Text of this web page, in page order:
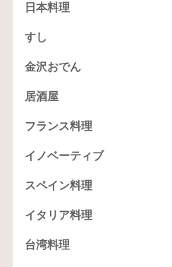
日本料理
すし
金沢おでん
居酒屋
フランス料理
イノベーティブ
スペイン料理
イタリア料理
台湾料理